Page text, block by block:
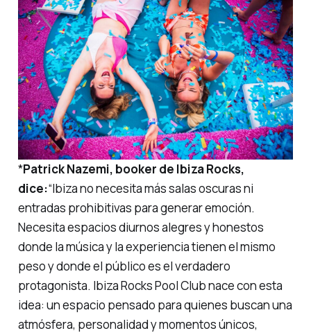
*Patrick Nazemi, booker de Ibiza Rocks,
dice:“Ibiza no necesita más salas oscuras ni
entradas prohibitivas para generar emoción.
Necesita espacios diurnos alegres y honestos
donde la música y la experiencia tienen el mismo
peso y donde el público es el verdadero
protagonista. Ibiza Rocks Pool Club nace con esta
idea: un espacio pensado para quienes buscan una
atmósfera, personalidad y momentos únicos,